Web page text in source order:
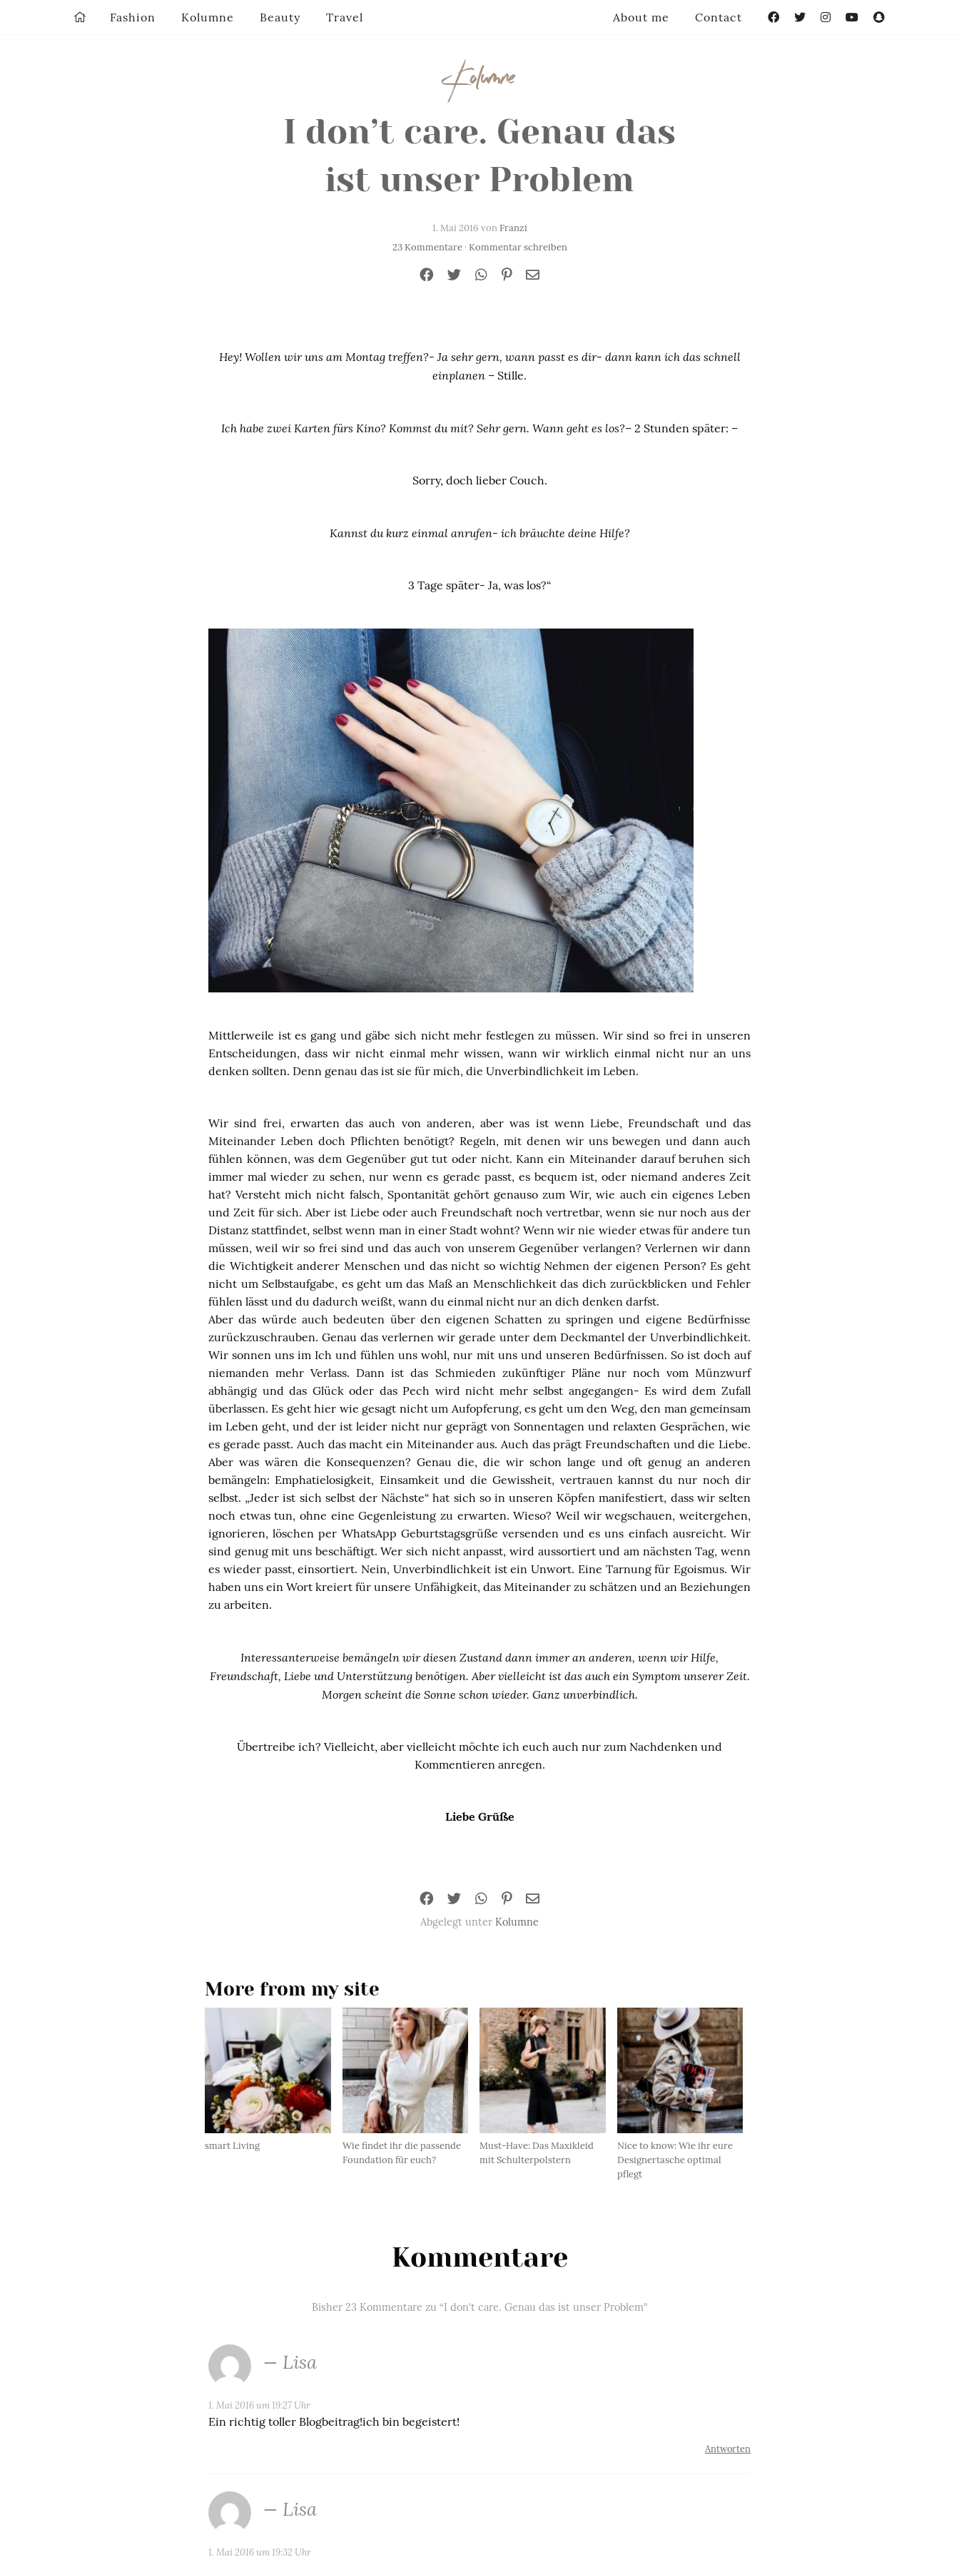
Kolumne
I don’t care. Genau das
ist unser Problem
1. Mai 2016 vonFranzi
23 Kommentare· Kommentar schreiben
Hey! Wollen wir uns am Montag treffen?- Ja sehr gern, wann passt es dir- dann kann ich das schnell
einplanen – Stille.
Ich habe zwei Karten fürs Kino? Kommst du mit? Sehr gern. Wann geht es los?– 2 Stunden später: –
Sorry, doch lieber Couch.
Kannst du kurz einmal anrufen- ich bräuchte deine Hilfe?
3 Tage später- Ja, was los?“
Mittlerweile ist es gang und gäbe sich nicht mehr festlegen zu müssen. Wir sind so frei in unseren
Entscheidungen, dass wir nicht einmal mehr wissen, wann wir wirklich einmal nicht nur an uns
denken sollten. Denn genau das ist sie für mich, die Unverbindlichkeit im Leben.
Wir sind frei, erwarten das auch von anderen, aber was ist wenn Liebe, Freundschaft und das
Miteinander Leben doch Pflichten benötigt? Regeln, mit denen wir uns bewegen und dann auch
fühlen können, was dem Gegenüber gut tut oder nicht. Kann ein Miteinander darauf beruhen sich
immer mal wieder zu sehen, nur wenn es gerade passt, es bequem ist, oder niemand anderes Zeit
hat? Versteht mich nicht falsch, Spontanität gehört genauso zum Wir, wie auch ein eigenes Leben
und Zeit für sich. Aber ist Liebe oder auch Freundschaft noch vertretbar, wenn sie nur noch aus der
Distanz stattfindet, selbst wenn man in einer Stadt wohnt? Wenn wir nie wieder etwas für andere tun
müssen, weil wir so frei sind und das auch von unserem Gegenüber verlangen? Verlernen wir dann
die Wichtigkeit anderer Menschen und das nicht so wichtig Nehmen der eigenen Person? Es geht
nicht um Selbstaufgabe, es geht um das Maß an Menschlichkeit das dich zurückblicken und Fehler
fühlen lässt und du dadurch weißt, wann du einmal nicht nur an dich denken darfst.
Aber das würde auch bedeuten über den eigenen Schatten zu springen und eigene Bedürfnisse
zurückzuschrauben. Genau das verlernen wir gerade unter dem Deckmantel der Unverbindlichkeit.
Wir sonnen uns im Ich und fühlen uns wohl, nur mit uns und unseren Bedürfnissen. So ist doch auf
niemanden mehr Verlass. Dann ist das Schmieden zukünftiger Pläne nur noch vom Münzwurf
abhängig und das Glück oder das Pech wird nicht mehr selbst angegangen- Es wird dem Zufall
überlassen. Es geht hier wie gesagt nicht um Aufopferung, es geht um den Weg, den man gemeinsam
im Leben geht, und der ist leider nicht nur geprägt von Sonnentagen und relaxten Gesprächen, wie
es gerade passt. Auch das macht ein Miteinander aus. Auch das prägt Freundschaften und die Liebe.
Aber was wären die Konsequenzen? Genau die, die wir schon lange und oft genug an anderen
bemängeln: Emphatielosigkeit, Einsamkeit und die Gewissheit, vertrauen kannst du nur noch dir
selbst. „Jeder ist sich selbst der Nächste“ hat sich so in unseren Köpfen manifestiert, dass wir selten
noch etwas tun, ohne eine Gegenleistung zu erwarten. Wieso? Weil wir wegschauen, weitergehen,
ignorieren, löschen per WhatsApp Geburtstagsgrüße versenden und es uns einfach ausreicht. Wir
sind genug mit uns beschäftigt. Wer sich nicht anpasst, wird aussortiert und am nächsten Tag, wenn
es wieder passt, einsortiert. Nein, Unverbindlichkeit ist ein Unwort. Eine Tarnung für Egoismus. Wir
haben uns ein Wort kreiert für unsere Unfähigkeit, das Miteinander zu schätzen und an Beziehungen
zu arbeiten.
Interessanterweise bemängeln wir diesen Zustand dann immer an anderen, wenn wir Hilfe,
Freundschaft, Liebe und Unterstützung benötigen. Aber vielleicht ist das auch ein Symptom unserer Zeit.
Morgen scheint die Sonne schon wieder. Ganz unverbindlich.
Übertreibe ich? Vielleicht, aber vielleicht möchte ich euch auch nur zum Nachdenken und
Kommentieren anregen.
Liebe Grüße
Abgelegt unter Kolumne
More from my site
smart Living
Wie findet ihr die passende
Foundation für euch?
Must-Have: Das Maxikleid
mit Schulterpolstern
Nice to know: Wie ihr eure
Designertasche optimal
pflegt
Kommentare
Bisher 23 Kommentare zu “I don’t care. Genau das ist unser Problem”
Lisa
1. Mai 2016 um 19:27 Uhr
Ein richtig toller Blogbeitrag!ich bin begeistert!
Antworten
Lisa
1. Mai 2016 um 19:32 Uhr
Fashion Kolumne Beauty Travel About me Contact FacebookTwitterInstagramYouTube